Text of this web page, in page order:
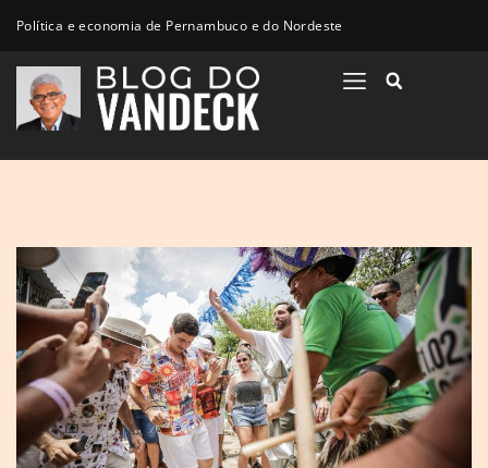
Política e economia de Pernambuco e do Nordeste